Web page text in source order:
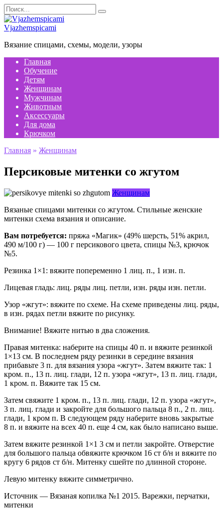
Перейти
к
содержанию
Search
for:
Vjazhemspicami
Вязание спицами, схемы, модели, узоры
Главная
Обучение
Детям
Женщинам
Мужчинам
Животным
Аксессуары
Для дома
Крючком
Главная » Женщинам
Персиковые митенки со жгутом
Женщинам
Вязаные спицами митенки со жгутом. Стильные женские
митенки схема вязания и описание.
Вам потребуется: пряжа «Магик» (49% шерсть, 51% акрил,
490 м/100 г) — 100 г персикового цвета, спицы №3, крючок
№5.
Резинка 1×1: вяжите попеременно 1 лиц. п., 1 изн. п.
Лицевая гладь: лиц. ряды лиц. петли, изн. ряды изн. петли.
Узор «жгут»: вяжите по схеме. На схеме приведены лиц. ряды,
в изн. рядах петли вяжите по рисунку.
Внимание! Вяжите нитью в два сложения.
Правая митенка: наберите на спицы 40 п. и вяжите резинкой
1×13 см. В последнем ряду резинки в середине вязания
прибавьте 3 п. для вязания узора «жгут». Затем вяжите так: 1
кром. п., 13 п. лиц. глади, 12 п. узора «жгут», 13 п. лиц. глади,
1 кром. п. Вяжите так 15 см.
Затем свяжите 1 кром. п., 13 п. лиц. глади, 12 п. узора «жгут»,
3 п. лиц. глади и закройте для большого пальца 8 п., 2 п. лиц.
глади, 1 кром п. В следующем ряду наберите вновь закрытые
8 п. и вяжите на всех 40 п. еще 4 см, как было написано выше.
Затем вяжите резинкой 1×1 3 см и петли закройте. Отверстие
для большого пальца обвяжите крючком 16 ст б/н и вяжите по
кругу 6 рядов ст б/н. Митенку сшейте по длинной стороне.
Левую митенку вяжите симметрично.
Источник — Вязаная копилка №1 2015. Варежки, перчатки,
митенки